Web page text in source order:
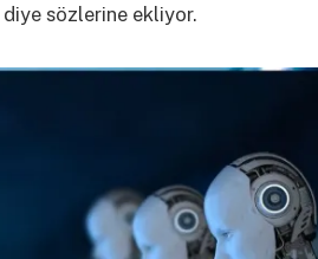
diye sözlerine ekliyor.